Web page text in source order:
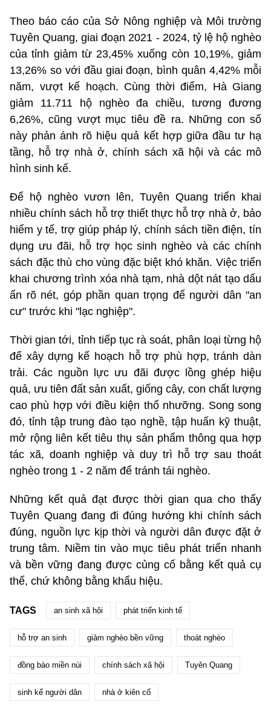
Theo báo cáo của Sở Nông nghiệp và Môi trường
Tuyên Quang, giai đoạn 2021 - 2024, tỷ lệ hộ nghèo
của tỉnh giảm từ 23,45% xuống còn 10,19%, giảm
13,26% so với đầu giai đoạn, bình quân 4,42% mỗi
năm, vượt kế hoạch. Cùng thời điểm, Hà Giang
giảm 11.711 hộ nghèo đa chiều, tương đương
6,26%, cũng vượt mục tiêu đề ra. Những con số
này phản ánh rõ hiệu quả kết hợp giữa đầu tư hạ
tầng, hỗ trợ nhà ở, chính sách xã hội và các mô
hình sinh kế.
Để hộ nghèo vươn lên, Tuyên Quang triển khai
nhiều chính sách hỗ trợ thiết thực hỗ trợ nhà ở, bảo
hiểm y tế, trợ giúp pháp lý, chính sách tiền điện, tín
dụng ưu đãi, hỗ trợ học sinh nghèo và các chính
sách đặc thù cho vùng đặc biệt khó khăn. Việc triển
khai chương trình xóa nhà tạm, nhà dột nát tạo dấu
ấn rõ nét, góp phần quan trọng để người dân "an
cư" trước khi "lạc nghiệp".
Thời gian tới, tỉnh tiếp tục rà soát, phân loại từng hộ
để xây dựng kế hoạch hỗ trợ phù hợp, tránh dàn
trải. Các nguồn lực ưu đãi được lồng ghép hiệu
quả, ưu tiên đất sản xuất, giống cây, con chất lượng
cao phù hợp với điều kiện thổ nhưỡng. Song song
đó, tỉnh tập trung đào tạo nghề, tập huấn kỹ thuật,
mở rộng liên kết tiêu thụ sản phẩm thông qua hợp
tác xã, doanh nghiệp và duy trì hỗ trợ sau thoát
nghèo trong 1 - 2 năm để tránh tái nghèo.
Những kết quả đạt được thời gian qua cho thấy
Tuyên Quang đang đi đúng hướng khi chính sách
đúng, nguồn lực kịp thời và người dân được đặt ở
trung tâm. Niềm tin vào mục tiêu phát triển nhanh
và bền vững đang được củng cố bằng kết quả cụ
thể, chứ không bằng khẩu hiệu.
TAGS an sinh xã hội phát triển kinh tế
hỗ trợ an sinh giảm nghèo bền vững thoát nghèo
đồng bào miền núi chính sách xã hội Tuyên Quang
sinh kế người dân nhà ở kiên cố